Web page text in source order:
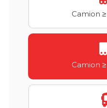
Camion
Camion